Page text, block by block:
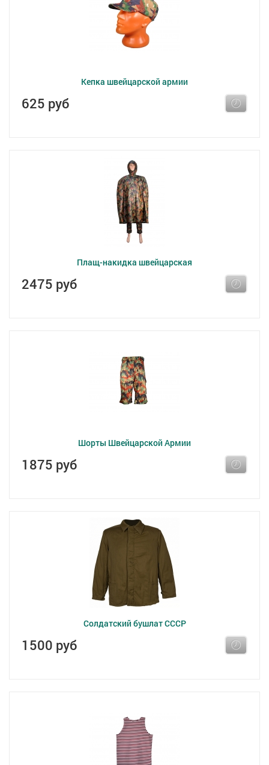
Кепка швейцарской армии
625 руб
Плащ-накидка швейцарская
2475 руб
Шорты Швейцарской Армии
1875 руб
Солдатский бушлат СССР
1500 руб